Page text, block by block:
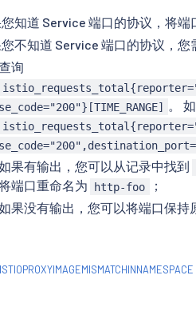
知道 Service 端口的协议，将端
不知道 Service 端口的协议，您
询
se_code="200"}[TIME_RANGE] 。
果有输出，您可以从记录中找到
端口重命名为
http-foo
；
果没有输出，您可以将端口保持